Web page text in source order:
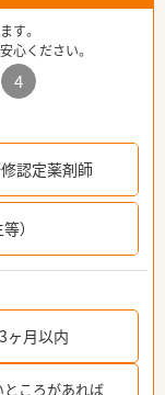
す。
心ください。
4
認定薬剤師
）
3ヶ月以内
ところがあれば